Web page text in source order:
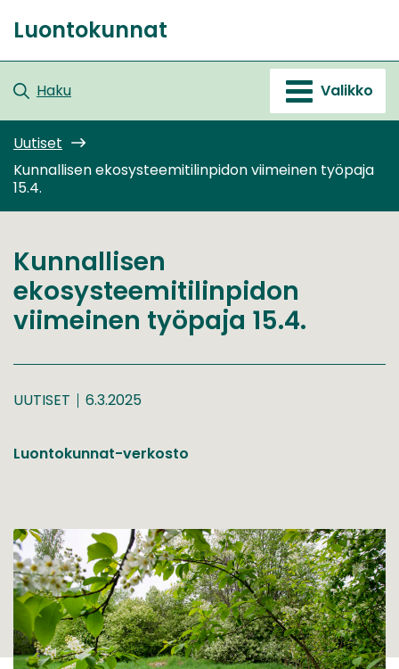
sisältöön
Etusivu
Luontokunnat
Haku Valikko
Uutiset
Kunnallisen ekosysteemitilinpidon viimeinen työpaja
15.4.
Kunnallisen
ekosysteemitilinpidon
viimeinen työpaja 15.4.
UUTISET 6.3.2025
Luontokunnat-verkosto